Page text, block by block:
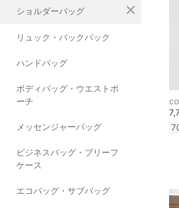
ショルダーバッグ close
リュック・バックパック
ハンドバッグ
ボディバッグ・ウエストポ
ーチ
メッセンジャーバッグ
ビジネスバッグ・ブリーフ
ケース
エコバッグ・サブバッグ